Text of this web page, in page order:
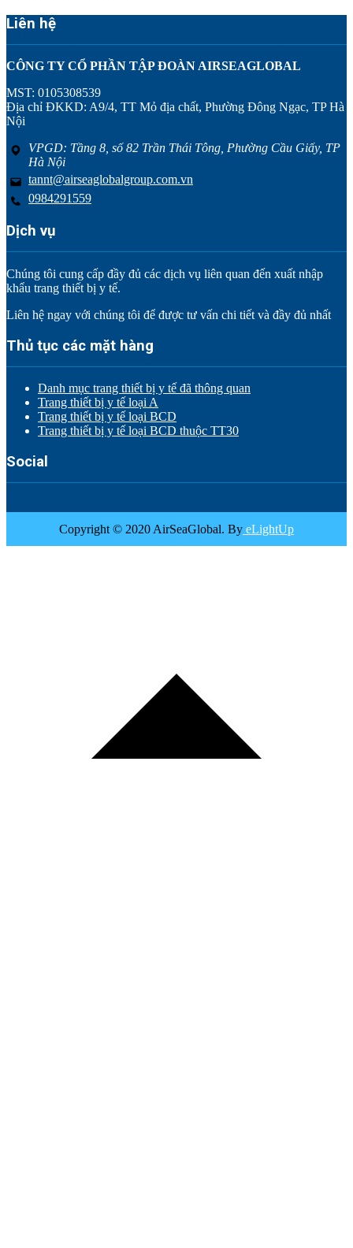
Liên hệ
CÔNG TY CỔ PHẦN TẬP ĐOÀN AIRSEAGLOBAL
MST: 0105308539
Địa chỉ ĐKKD: A9/4, TT Mỏ địa chất, Phường Đông Ngạc, TP Hà
Nội
VPGD: Tầng 8, số 82 Trần Thái Tông, Phường Cầu Giấy, TP
Hà Nội
tannt@airseaglobalgroup.com.vn
0984291559
Dịch vụ
Chúng tôi cung cấp đầy đủ các dịch vụ liên quan đến xuất nhập
khẩu trang thiết bị y tế.
Liên hệ ngay với chúng tôi để được tư vấn chi tiết và đầy đủ nhất
Thủ tục các mặt hàng
Danh mục trang thiết bị y tế đã thông quan
Trang thiết bị y tế loại A
Trang thiết bị y tế loại BCD
Trang thiết bị y tế loại BCD thuộc TT30
Social
Copyright © 2020 AirSeaGlobal. By eLightUp